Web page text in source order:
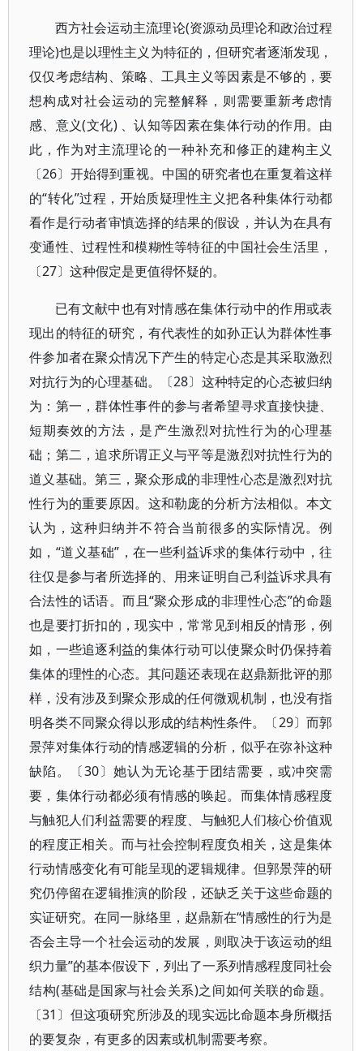
西方社会运动主流理论(资源动员理论和政治过程
理论)也是以理性主义为特征的，但研究者逐渐发现，
仅仅考虑结构、策略、工具主义等因素是不够的，要
想构成对社会运动的完整解释，则需要重新考虑情
感、意义(文化) 、认知等因素在集体行动的作用。由
此，作为对主流理论的一种补充和修正的建构主义
〔26〕开始得到重视。中国的研究者也在重复着这样
的“转化”过程，开始质疑理性主义把各种集体行动都
看作是行动者审慎选择的结果的假设，并认为在具有
变通性、过程性和模糊性等特征的中国社会生活里，
〔27〕这种假定是更值得怀疑的。
已有文献中也有对情感在集体行动中的作用或表
现出的特征的研究，有代表性的如孙正认为群体性事
件参加者在聚众情况下产生的特定心态是其采取激烈
对抗行为的心理基础。〔28〕这种特定的心态被归纳
为：第一，群体性事件的参与者希望寻求直接快捷、
短期奏效的方法，是产生激烈对抗性行为的心理基
础；第二，追求所谓正义与平等是激烈对抗性行为的
道义基础。第三，聚众形成的非理性心态是激烈对抗
性行为的重要原因。这和勒庞的分析方法相似。本文
认为，这种归纳并不符合当前很多的实际情况。例
如，“道义基础”，在一些利益诉求的集体行动中，往
往仅是参与者所选择的、用来证明自己利益诉求具有
合法性的话语。而且“聚众形成的非理性心态”的命题
也是要打折扣的，现实中，常常见到相反的情形，例
如，一些追逐利益的集体行动可以使聚众时仍保持着
集体的理性的心态。其问题还表现在赵鼎新批评的那
样，没有涉及到聚众形成的任何微观机制，也没有指
明各类不同聚众得以形成的结构性条件。〔29〕而郭
景萍对集体行动的情感逻辑的分析，似乎在弥补这种
缺陷。〔30〕她认为无论基于团结需要，或冲突需
要，集体行动都必须有情感的唤起。而集体情感程度
与触犯人们利益需要的程度、与触犯人们核心价值观
的程度正相关。而与社会控制程度负相关，这是集体
行动情感变化有可能呈现的逻辑规律。但郭景萍的研
究仍停留在逻辑推演的阶段，还缺乏关于这些命题的
实证研究。在同一脉络里，赵鼎新在“情感性的行为是
否会主导一个社会运动的发展，则取决于该运动的组
织力量”的基本假设下，列出了一系列情感程度同社会
结构(基础是国家与社会关系)之间如何关联的命题。
〔31〕但这项研究所涉及的现实远比命题本身所概括
的要复杂，有更多的因素或机制需要考察。